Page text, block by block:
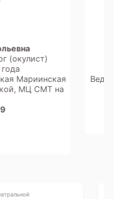
Наталья Юрьевна
Офтальмолог
работы: с 1994 года
Энергия Здоровья на
+7(812)209-10-39
№106 на ул. Рихарда Зорге